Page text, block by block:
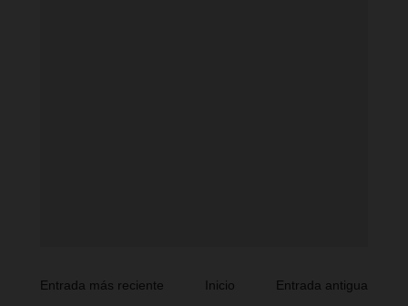
Entrada más reciente Entrada antigua
Inicio